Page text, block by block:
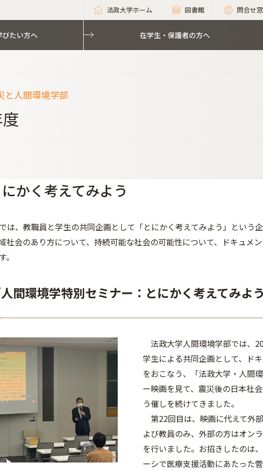
法政大学ホーム 図書館 問合せ
びたい方へ 在学生・保護者の方へ
と人間環境学部
かく考えてみよう
は、教職員と学生の共同企画として「とにかく考えてみよう」という
社会のあり方について、持続可能な社会の可能性について、ドキュメ
間環境学特別セミナー：とにかく考えてみよ
法政大学人間環境学部では、
学生による共同企画として、 ド
をおこなう、「法政大学・人間
ー映画を見て、震災後の日本社
う催しを続けてきました。
第22回目は、映画に代えて外
よび教員のみ、外部の方はオンラ
を行いました。お招きしたのは、
ーシで医療支援活動にあたった